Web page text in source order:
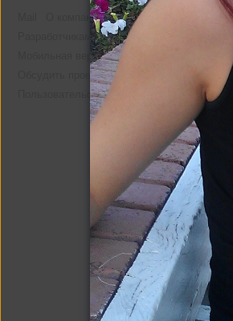
О компании
Реклама
Разработчикам
Мобильная версия
Помощь
Обсудить проект
Пользовательское соглашение